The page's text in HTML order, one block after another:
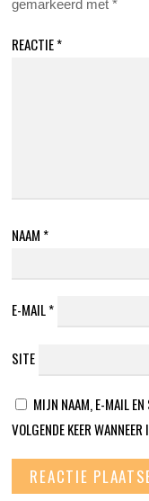
gemarkeerd met*
REACTIE*
NAAM *
E-MAIL*
SITE
MIJN NAAM, E-MAIL EN
VOLGENDE KEER